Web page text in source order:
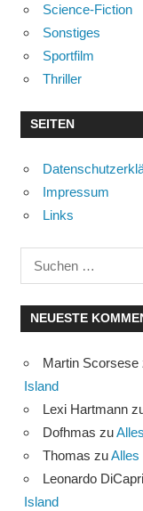
Science-Fiction
Sonstiges
Sportfilm
Thriller
SEITEN
Impressum
Links
Suchen
nach:
NEUESTE
Martin Scorsese
Island
Lexi Hartmann
Dofhmas zu
Thomas zuAlles
Leonardo
Island